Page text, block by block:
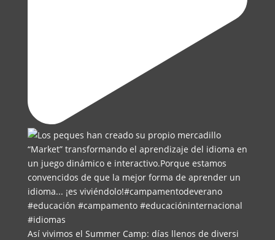
Así vivimos el Summer Camp: días llenos de diversi